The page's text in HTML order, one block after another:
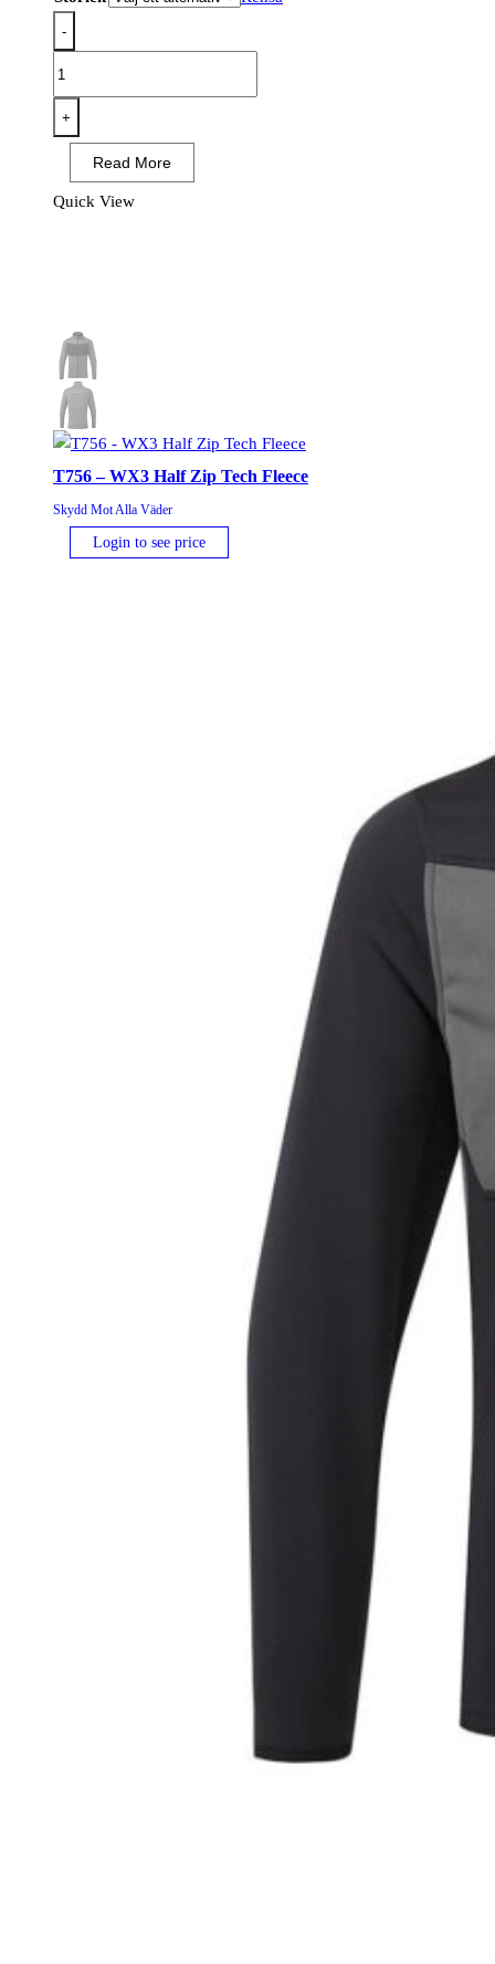
-
RS
Parkas
Svart/Grå
mängd
+
Read More
Quick View
T756 – WX3 Half Zip Tech Fleece
Skydd Mot Alla Väder
Login to see price